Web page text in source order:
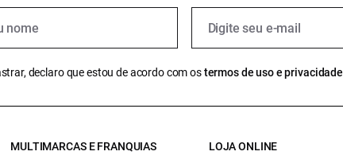
declaro que estou de acordo com ostermos de uso e privacidade
MULTIMARCAS E FRANQUIAS LOJA ONLINE